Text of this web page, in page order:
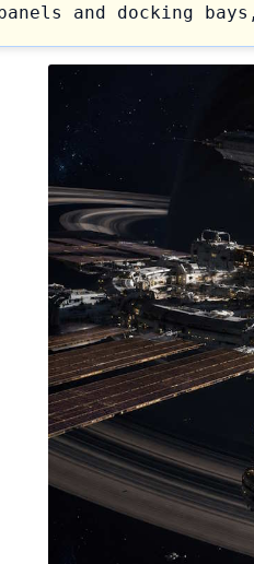
and docking